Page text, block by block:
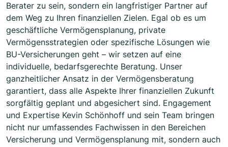
Berater zu sein, sondern ein langfristiger Partner auf
dem Weg zu Ihren finanziellen Zielen. Egal ob es um
geschäftliche Vermögensplanung, private
Vermögensstrategien oder spezifische Lösungen wie
BU-Versicherungen geht – wir setzen auf eine
individuelle, bedarfsgerechte Beratung. Unser
ganzheitlicher Ansatz in der Vermögensberatung
garantiert, dass alle Aspekte Ihrer finanziellen Zukunft
sorgfältig geplant und abgesichert sind. Engagement
und Expertise Kevin Schönhoff und sein Team bringen
nicht nur umfassendes Fachwissen in den Bereichen
Versicherung und Vermögensplanung mit, sondern auch